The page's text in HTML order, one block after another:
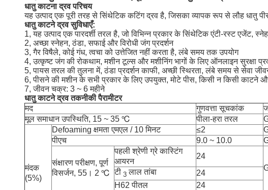
धातु काटना द्रव परिचय
यह उत्पाद एक पूरी तरह से सिंथेटिक कटिंग द्रव है, जिसका व्यापक रूप से लौह धातु
धातु काटने द्रव सुविधाएँ:
1, यह उत्पाद एक पारदर्शी तरल है, जो विभिन्न प्रकार के सिंथेटिक एंटी-रस्ट एजेंट,
2, अच्छा स्नेहन, ठंडा, सफाई और विरोधी जंग प्रदर्शन
3, गैर विषैले, कोई गंध, त्वचा को उत्तेजित नहीं करता है, लंबे समय तक उपयोग
4, उत्कृष्ट जंग की रोकथाम, मशीन टूल्स और मशीनिंग भागों के लिए ऑनलाइन सुरक्षा
5, पायस तरल की तुलना में, ठंडा प्रदर्शन काफी, अच्छी स्थिरता, लंबे समय से सेवा
6, पीसने की मशीन के सभी प्रकार के लिए उपयुक्त, मोटे पीस, किसी न किसी काटने और
7, जीवन चक्र: 3 ~ 6 महीने
धातु काटने द्रव तकनीकी पैरामीटर
मद
गुणवत्ता सूचकांक
मूल समाधान उपस्थिति, 15 ~ 35 ℃
पीला-हरा तरल
मंदक
(5%)
Defoaming क्षमता एमएल / 10 मिनट ≤2
पीएच
9.0 ~ 10.0
संक्षारण परीक्षण, पूर्ण
विसर्जन, 55। 2 ℃
पहली श्रेणी ग्रे कास्टिंग
आयरन
24
टी 3 लाल तांबा
24
H62 पीतल
24